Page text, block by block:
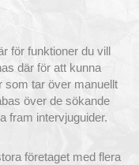
för funktioner du vill
där för att kunna
som tar över manuellt
över de sökande
fram intervjuguider.
företaget med flera